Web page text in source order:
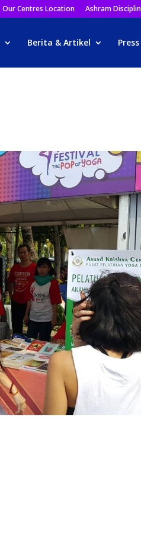
Our Centres Location Ashram
Berita & Artikel